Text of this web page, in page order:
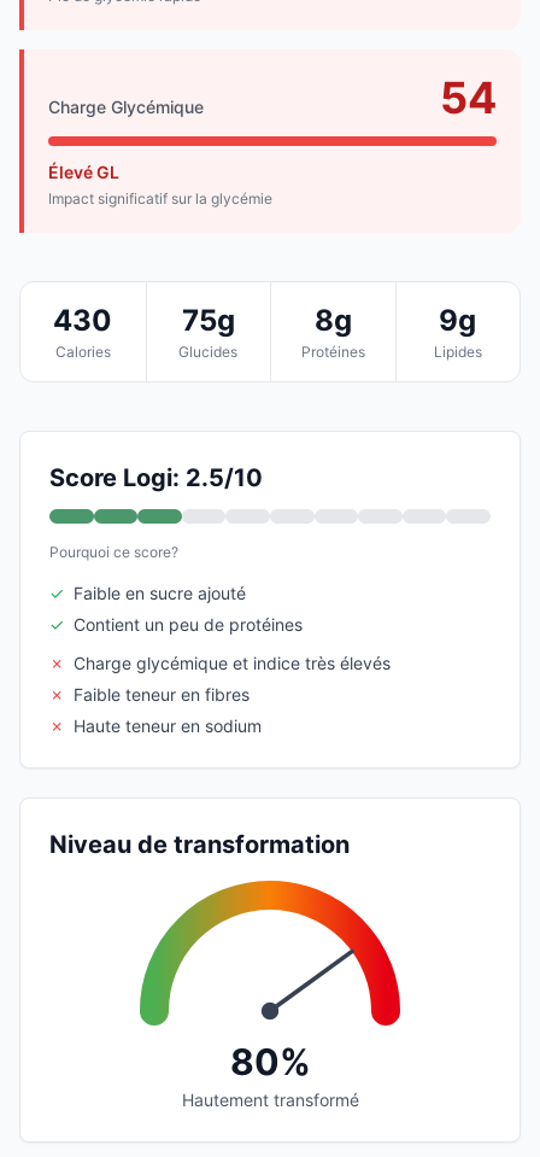
Charge Glycémique 54
Élevé GL
Impact significatif sur la glycémie
430
Calories
75g
Glucides
8g
Protéines
9g
Lipides
Score Logi: 2.5/10
Pourquoi ce score?
✓ Faible en sucre ajouté
✓ Contient un peu de protéines
✗
Charge glycémique et indice très élevés
✗
Faible teneur en fibres
✗
Haute teneur en sodium
Niveau de transformation
80%
Hautement transformé